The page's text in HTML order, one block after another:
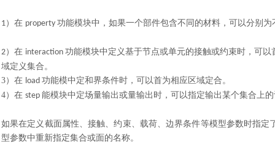
1） 在 property 功能模块中，如果一个部件包含不同的材料，可以分别
2）在 interaction 功能模块中定义基于节点或单元的接触或约束时，可以
域定义集合。
3） 在 load 功能模中定和界条件时，可以首为相应区域定合。
4） 在 step 能模块中定场量输出或量输出时，可以指定输出某个集合上
如果在定义截面属性、接触、约束、载荷、边界条件等模型参数时指
型参数中重新指定集合或面的名称。